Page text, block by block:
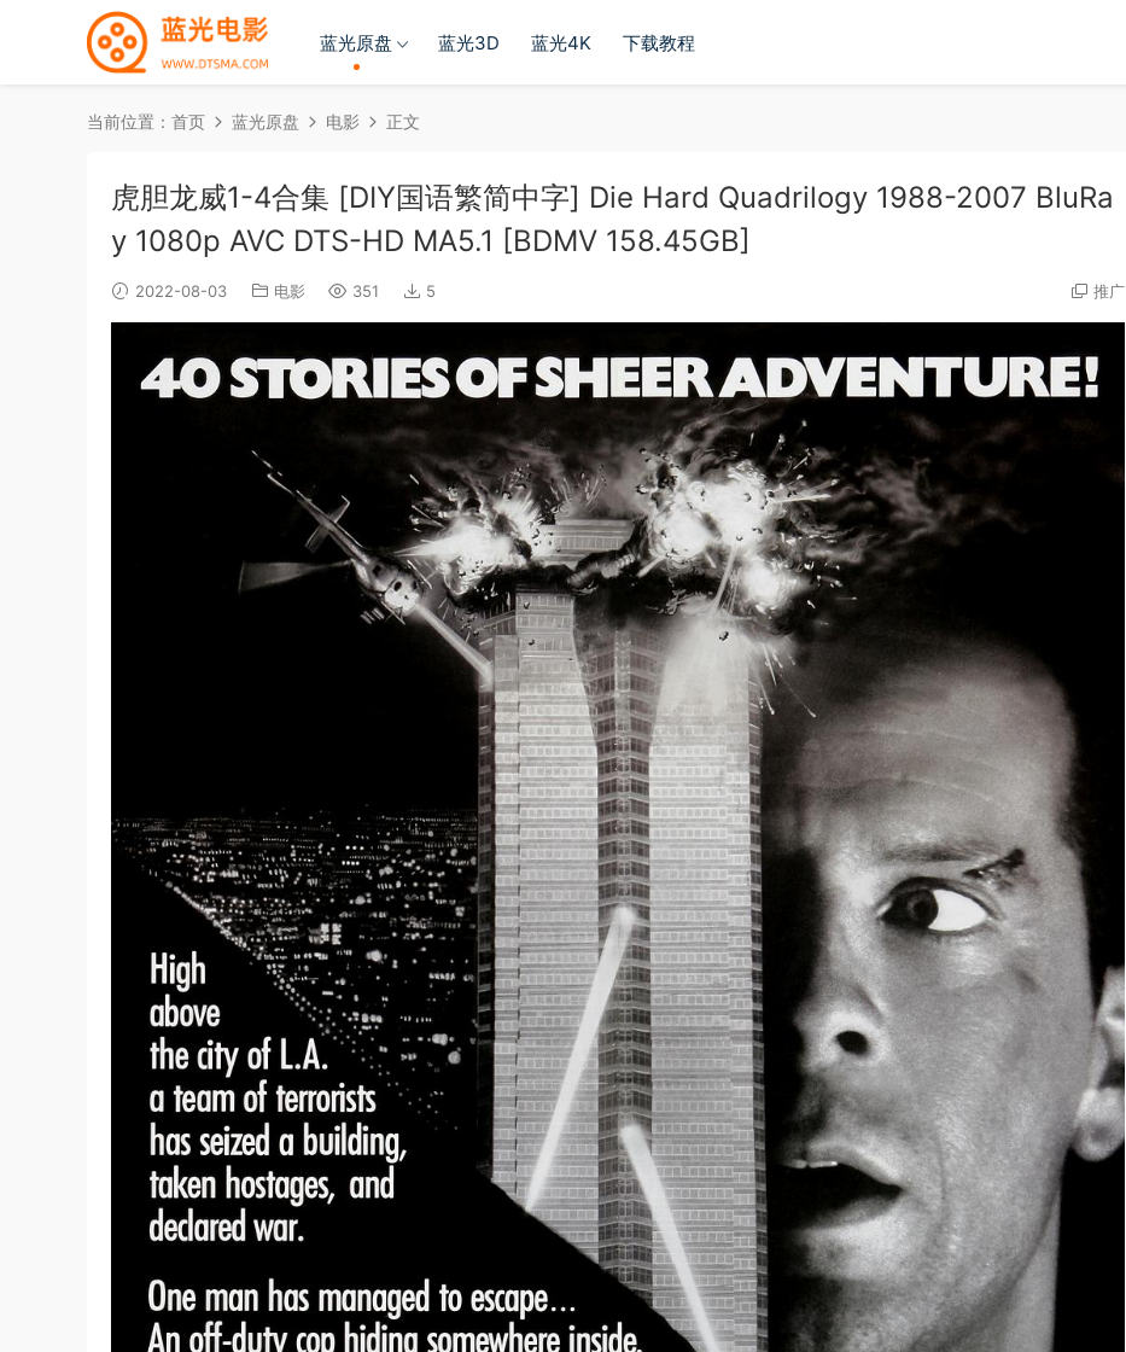
蓝光原盘 蓝光3D 蓝光4K 下载教程
当前位置： 首页 蓝光原盘 电影 正文
虎胆龙威1-4合集 [DIY国语繁简中字] Die Hard Quadrilogy 1988-2007 BluRa
y 1080p AVC DTS-HD MA5.1 [BDMV 158.45GB]
2022-08-03 电影 351 5 推广